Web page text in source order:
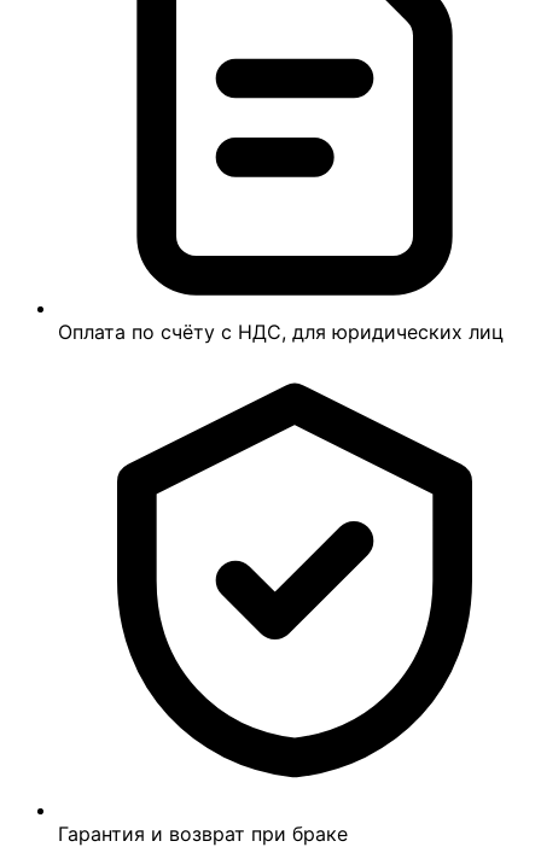
Оплата по счёту с НДС, для юридических лиц
Гарантия и возврат при браке